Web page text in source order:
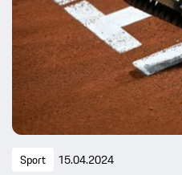
Sport 15.04.2024